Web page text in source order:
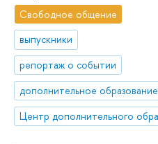
Свободное общение
выпускники
репортаж о событии
дополнительное образование